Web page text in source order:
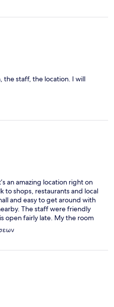
the staff, the location. I will
an amazing location right on
to shops, restaurants and local
and easy to get around with
The staff were friendly
open fairly late. My the room
and was cleaned daily and
I felt very safe staying there
was not included in my
pay on the day for Greek /